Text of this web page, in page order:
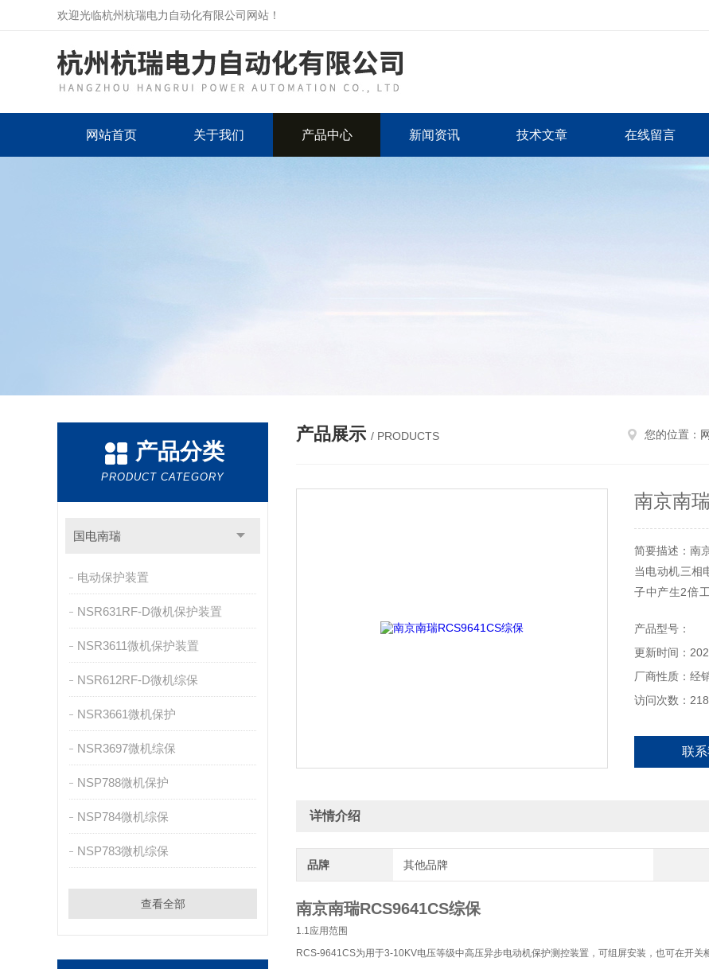
欢迎光临杭州杭瑞电力自动化有限公司网站！
网站首页 关于我们 产品中心 新闻资讯 技术文章 在线留言
产品分类
PRODUCT CATEGORY
国电南瑞
电动保护装置
NSR631RF-D微机保护装置
NSR3611微机保护装置
NSR612RF-D微机综保
NSR3661微机保护
NSR3697微机综保
NSP788微机保护
NSP784微机综保
NSP783微机综保
查看全部
产品展示 / PRODUCTS 您的位置：
南京南
简要描述：南
当电动机三相
子中产生2倍
以及较严重的
敏的不平衡电
产品型号：
更新时间：
厂商性质：经
访问次数：
联
详情介绍
品牌 其他品牌
南京南瑞RCS9641CS综保
1.1应用范围
RCS-9641CS为用于3-10KV电压等级中高压异步电动机保护测控装置，可组屏安装，也可在开关